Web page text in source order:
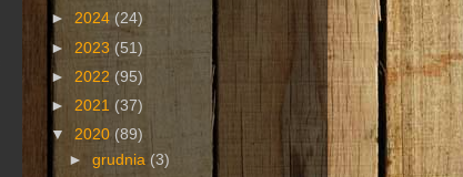
► 2024 (24)
► 2023 (51)
► 2022 (95)
► 2021 (37)
▼ 2020 (89)
►grudnia (3)